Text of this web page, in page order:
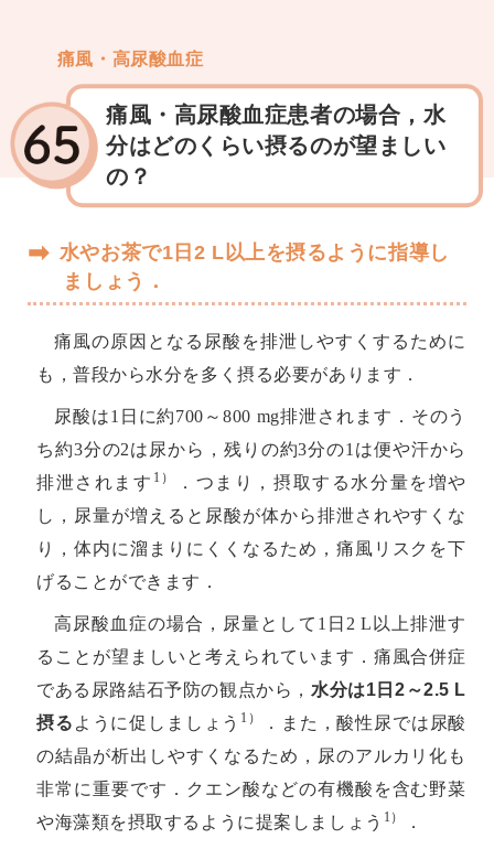
痛風・高尿酸血症
痛風・高尿酸血症患者の場合，水
分はどのくらい摂るのが望ましい
の？
➡ 水やお茶で1日2 L以上を摂るように指導し
ましょう．
痛風の原因となる尿酸を排泄しやすくするために
も，普段から水分を多く摂る必要があります．
尿酸は1日に約700～800 mg排泄されます．そのう
ち約3分の2は尿から，残りの約3分の1は便や汗から
排泄されます 1）
．つまり，摂取する水分量を増や
し，尿量が増えると尿酸が体から排泄されやすくな
り，体内に溜まりにくくなるため，痛風リスクを下
げることができます．
高尿酸血症の場合，尿量として1日2 L以上排泄す
ることが望ましいと考えられています．痛風合併症
である尿路結石予防の観点から， 水分は1日2～2.5 L
摂る ように促しましょう 1）
．また，酸性尿では尿酸
の結晶が析出しやすくなるため，尿のアルカリ化も
非常に重要です．クエン酸などの有機酸を含む野菜
や海藻類を摂取するように提案しましょう 1） ．